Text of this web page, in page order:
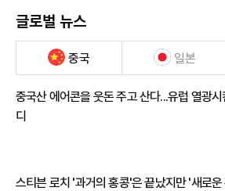
글로벌 뉴스
중국 일본
중국산 에어콘을 웃돈 주고 산다...유럽 열광시
디
스티븐 로치 '과거의 홍콩'은 끝났지만 '새로